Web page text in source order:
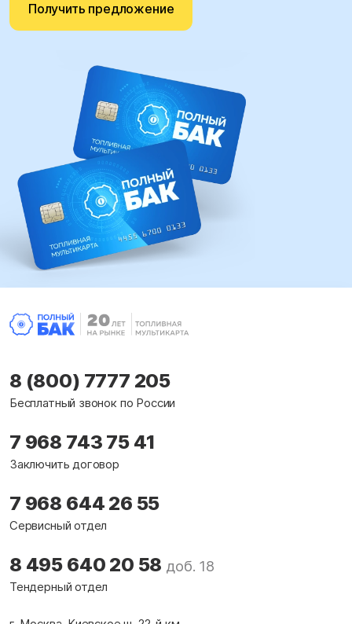
Получить предложение
8 (800) 7777 205
Бесплатный звонок по России
7 968 743 75 41
Заключить договор
7 968 644 26 55
Сервисный отдел
8 495 640 20 58 доб. 18
Тендерный отдел